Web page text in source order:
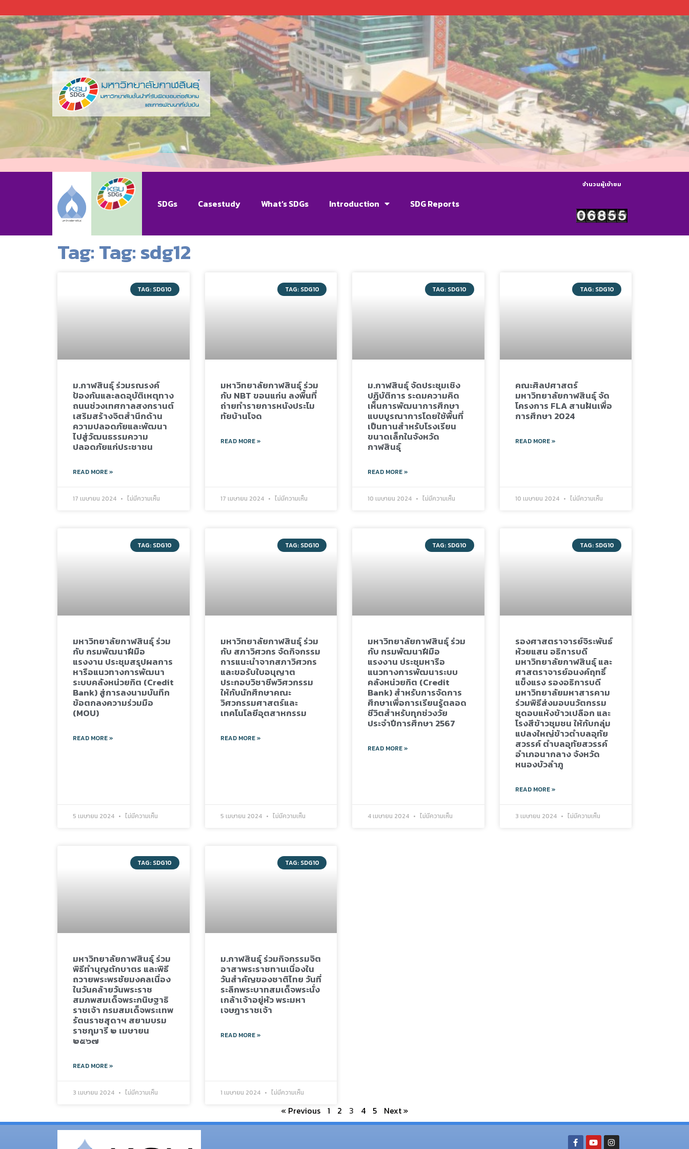
SDGs Casestudy What’s SDGs Introduction SDG Reports
จำนวนผู้เข้าชม
Tag: Tag: sdg12
TAG: SDG10
ม.กาฬสินธุ์ ร่วมรณรงค์
ป้องกันและลดอุบัติเหตุทาง
ถนนช่วงเทศกาลสงกรานต์
เสริมสร้างจิตสำนึกด้าน
ความปลอดภัยและพัฒนา
ไปสู่วัฒนธรรมความ
ปลอดภัยแก่ประชาชน
READ MORE »
17 เมษายน 2024 ไม่มีความเห็น
TAG: SDG10
มหาวิทยาลัยกาฬสินธุ์ ร่วม
กับ NBT ขอนแก่น ลงพื้นที่
ถ่ายทำรายการหนังประโม
ทัยบ้านโจด
READ MORE »
17 เมษายน 2024 ไม่มีความเห็น
TAG: SDG10
ม.กาฬสินธุ์ จัดประชุมเชิง
ปฏิบัติการ ระดมความคิด
เห็นการพัฒนาการศึกษา
แบบบูรณาการโดยใช้พื้นที่
เป็นทานสำหรับโรงเรียน
ขนาดเล็กในจังหวัด
กาฬสินธุ์
READ MORE »
10 เมษายน 2024 ไม่มีความเห็น
TAG: SDG10
คณะศิลปศาสตร์
มหาวิทยาลัยกาฬสินธุ์ จัด
โครงการ FLA สานฝันเพื่อ
การศึกษา 2024
READ MORE »
10 เมษายน 2024 ไม่มีความเห็น
TAG: SDG10
มหาวิทยาลัยกาฬสินธุ์ ร่วม
กับ กรมพัฒนาฝีมือ
แรงงาน ประชุมสรุปผลการ
หารือแนวทางการพัฒนา
ระบบคลังหน่วยกิต (Credit
Bank) สู่การลงนามบันทึก
ข้อตกลงความร่วมมือ
(MOU)
READ MORE »
5 เมษายน 2024 ไม่มีความเห็น
TAG: SDG10
มหาวิทยาลัยกาฬสินธุ์ ร่วม
กับ สภาวิศวกร จัดกิจกรรม
การแนะนำจากสภาวิศวกร
และขอรับใบอนุญาต
ประกอบวิชาชีพวิศวกรรม
ให้กับนักศึกษาคณะ
วิศวกรรมศาสตร์และ
เทคโนโลยีอุตสาหกรรม
READ MORE »
5 เมษายน 2024 ไม่มีความเห็น
TAG: SDG10
มหาวิทยาลัยกาฬสินธุ์ ร่วม
กับ กรมพัฒนาฝีมือ
แรงงาน ประชุมหารือ
แนวทางการพัฒนาระบบ
คลังหน่วยกิต (Credit
Bank) สำหรับการจัดการ
ศึกษาเพื่อการเรียนรู้ตลอด
ชีวิตสำหรับทุกช่วงวัย
ประจำปีการศึกษา 2567
READ MORE »
4 เมษายน 2024 ไม่มีความเห็น
TAG: SDG10
รองศาสตราจารย์จิระพันธ์
ห้วยแสน อธิการบดี
มหาวิทยาลัยกาฬสินธุ์ และ
ศาสตราจารย์อนงค์ฤทธิ์
แข็งแรง รองอธิการบดี
มหาวิทยาลัยมหาสารคาม
ร่วมพิธีส่งมอบนวัตกรรม
ชุดอบแห้งข้าวเปลือก และ
โรงสีข้าวชุมชน ให้กับกลุ่ม
แปลงใหญ่ข้าวตำบลอุทัย
สวรรค์ ตำบลอุทัยสวรรค์
อำเภอนากลาง จังหวัด
หนองบัวลำภู
READ MORE »
3 เมษายน 2024 ไม่มีความเห็น
TAG: SDG10
มหาวิทยาลัยกาฬสินธุ์ ร่วม
พิธีทำบุญตักบาตร และพิธี
ถวายพระพรชัยมงคลเนื่อง
ในวันคล้ายวันพระราช
สมภพสมเด็จพระกนิษฐาธิ
ราชเจ้า กรมสมเด็จพระเทพ
รัตนราชสุดาฯ สยามบรม
ราชกุมารี ๒ เมษายน
๒๕๖๗
READ MORE »
3 เมษายน 2024 ไม่มีความเห็น
TAG: SDG10
ม.กาฬสินธุ์ ร่วมกิจกรรมจิต
อาสาพระราชทานเนื่องใน
วันสำคัญของชาติไทย วันที่
ระลึกพระบาทสมเด็จพระนั่ง
เกล้าเจ้าอยู่หัว พระมหา
เจษฎาราชเจ้า
READ MORE »
1 เมษายน 2024 ไม่มีความเห็น
« Previous 1 2 3 4 5 Next »